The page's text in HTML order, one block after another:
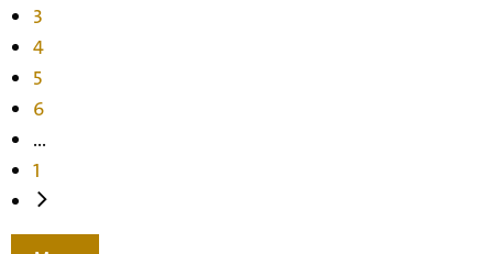
3
4
5
6
...
1